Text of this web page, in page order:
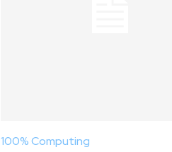
100% Computing